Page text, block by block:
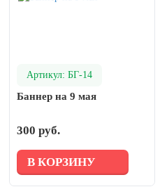
Артикул: БГ-14
Баннер на 9 мая
300 руб.
В КОРЗИНУ